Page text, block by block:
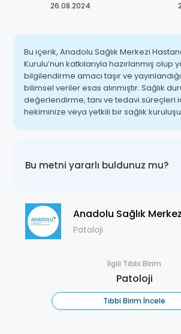
26.08.2024
Bu içerik, Anadolu Sağlık Merkezi
Kurulu’nun katkılarıyla hazırlanmış olup
bilgilendirme amacı taşır ve
bilimsel veriler esas alınmıştır. Sağlık
değerlendirme, tanı ve tedavi süreçleri
hekiminize veya yetkili bir sağlık
Bu metni yararlı buldunuz mu?
Anadolu Sağlık
Patoloji
İlgili Tıbbi Birim
Patoloji
Tıbbi Birim İncele